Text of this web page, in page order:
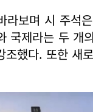
라보며 시 주석
국제라는 두 개
했다. 또한 새